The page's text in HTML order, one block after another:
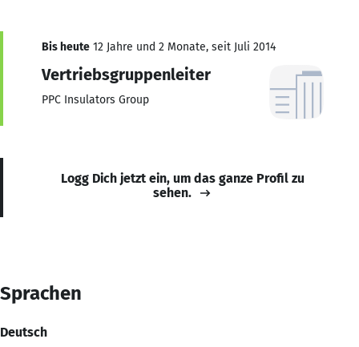
Bis heute 12 Jahre und 2 Monate, seit Juli 2014
Vertriebsgruppenleiter
PPC Insulators Group
Logg Dich jetzt ein, um das ganze Profil zu
sehen.
Sprachen
Deutsch